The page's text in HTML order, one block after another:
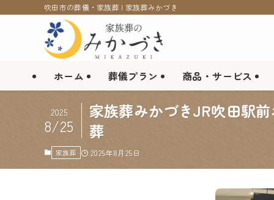
吹田市の葬儀・家族葬 | 家族葬みかづき
ホーム 葬儀プラン 商品・サービス
家族葬みかづきJR吹田駅
葬
2025
8/25
家族葬 2025年8月25日